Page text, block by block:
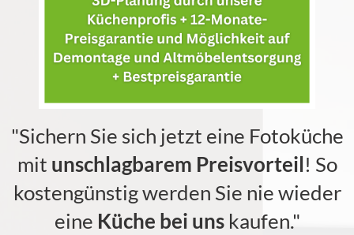
"Sichern Sie sich jetzt eine Fotoküche
mit unschlagbarem Preisvorteil! So
kostengünstig werden Sie nie wieder
eine Küche bei unskaufen."